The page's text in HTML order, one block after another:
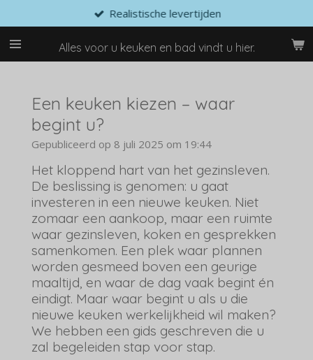
direct
naar
de
Alles voor u keuken en bad vindt u hier.
Realistische levertijden
Een keuken kiezen – waar
begint u?
Gepubliceerd op 8 juli 2025 om 19:44
Het kloppend hart van het gezinsleven.
De beslissing is genomen: u gaat
investeren in een nieuwe keuken. Niet
zomaar een aankoop, maar een ruimte
waar gezinsleven, koken en gesprekken
samenkomen. Een plek waar plannen
worden gesmeed boven een geurige
maaltijd, en waar de dag vaak begint én
eindigt. Maar waar begint u als u die
nieuwe keuken werkelijkheid wil maken?
We hebben een gids geschreven die u
zal begeleiden stap voor stap.